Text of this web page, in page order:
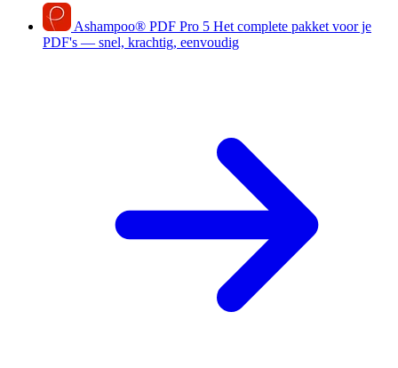
Ashampoo® PDF Pro 5 Het complete pakket voor je
PDF's — snel, krachtig, eenvoudig